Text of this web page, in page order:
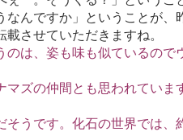
なんですか」ということが
載させていただきますね。
のは、姿も味も似ているの
マズの仲間とも思われていま
そうです。化石の世界では、